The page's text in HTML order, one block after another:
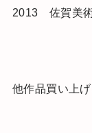
2013 佐賀美
他作品買い上